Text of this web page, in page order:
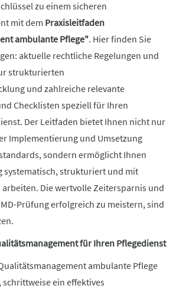
zu einem sicheren
mit dem Praxisleitfaden
ambulante Pflege". Hier finden Sie
aktuelle rechtliche Regelungen und
strukturierten
und zahlreiche relevante
Checklisten speziell für Ihren
Der Leitfaden bietet Ihnen nicht nur
Implementierung und Umsetzung
sondern ermöglicht Ihnen
systematisch, strukturiert und mit
Die wertvolle Zeitersparnis und
Prüfung erfolgreich zu meistern, sind
für Ihren Pflegedienst
ambulante Pflege
ein effektives